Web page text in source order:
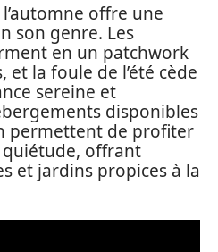
offre une
son genre. Les
en un patchwork
et la foule de l’été cède
sereine et
disponibles
permettent de profiter
offrant
et jardins propices à la